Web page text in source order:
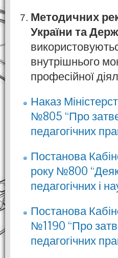
Методичних
України та
внутрішнього
професійної
Наказ
№805 “Про
педагогічних
Постанова
року №800
педагогічних і
Постанова
№1190 “Про
педагогічних